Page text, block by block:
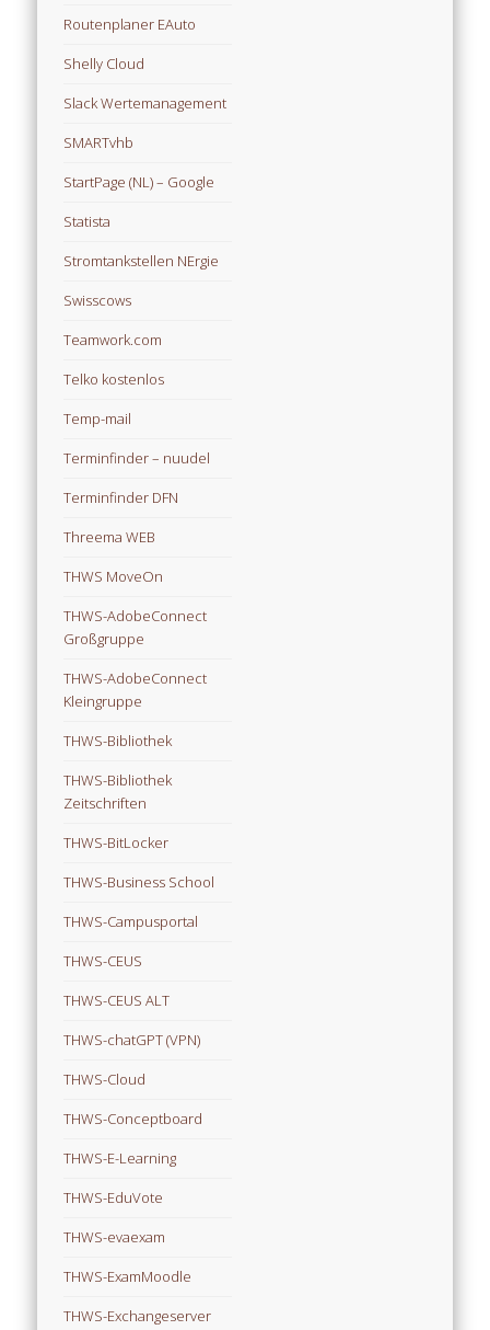
Routenplaner EAuto
Shelly Cloud
Slack Wertemanagement
SMARTvhb
StartPage (NL) – Google
Statista
Stromtankstellen NErgie
Swisscows
Teamwork.com
Telko kostenlos
Temp-mail
Terminfinder – nuudel
Terminfinder DFN
Threema WEB
THWS MoveOn
THWS-AdobeConnect
Großgruppe
THWS-AdobeConnect
Kleingruppe
THWS-Bibliothek
THWS-Bibliothek
Zeitschriften
THWS-BitLocker
THWS-Business School
THWS-Campusportal
THWS-CEUS
THWS-CEUS ALT
THWS-chatGPT (VPN)
THWS-Cloud
THWS-Conceptboard
THWS-E-Learning
THWS-EduVote
THWS-evaexam
THWS-ExamMoodle
THWS-Exchangeserver